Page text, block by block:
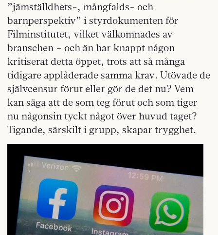
”jämställdhets-, mångfalds- och
barnperspektiv” i styrdokumenten för
Filminstitutet, vilket välkomnades av
branschen – och än har knappt någon
kritiserat detta öppet, trots att så många
tidigare applåderade samma krav. Utövade de
självcensur förut eller gör de det nu? Vem
kan säga att de som teg förut och som tiger
nu någonsin tyckt något över huvud taget?
Tigande, särskilt i grupp, skapar trygghet.